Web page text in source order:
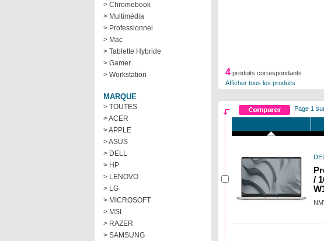
> Chromebook
> Multimédia
> Professionnel
> Mac
> Tablette Hybride
> Gamer
> Workstation
MARQUE
> TOUTES
> ACER
> APPLE
> ASUS
> DELL
> HP
> LENOVO
> LG
> MICROSOFT
> MSI
> RAZER
> SAMSUNG
4 produits correspondants
Afficher tous les produits
Page 1
/